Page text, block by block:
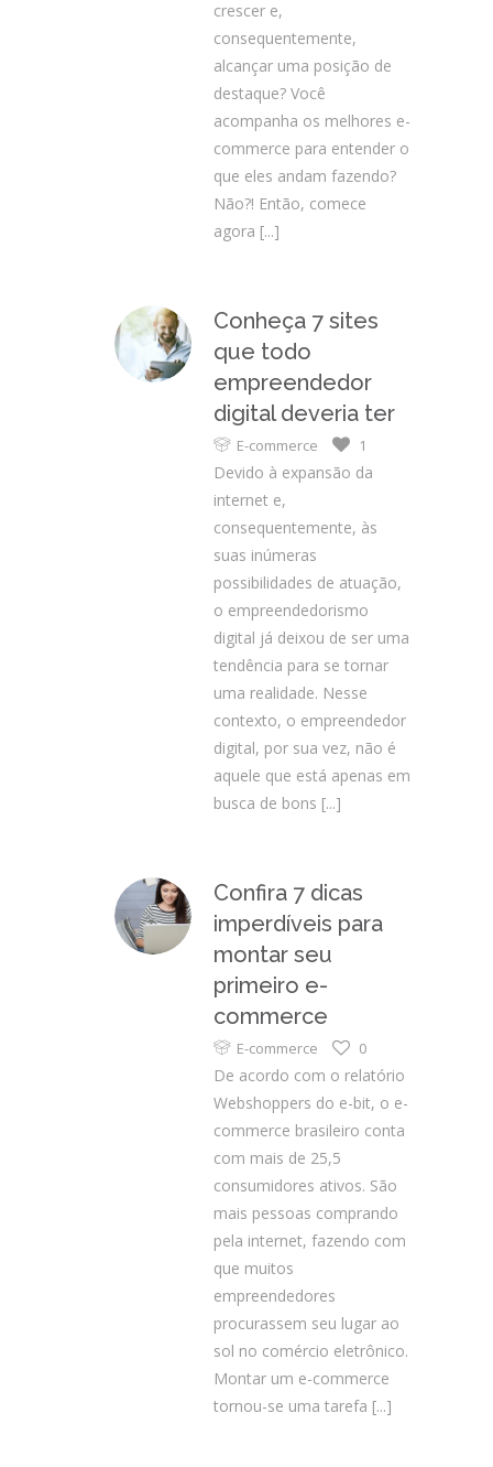
crescer e,
consequentemente,
alcançar uma posição de
destaque? Você
acompanha os melhores e-
commerce para entender o
que eles andam fazendo?
Não?! Então, comece
agora [...]
Conheça 7 sites
que todo
empreendedor
digital deveria ter
E-commerce 1
Devido à expansão da
internet e,
consequentemente, às
suas inúmeras
possibilidades de atuação,
o empreendedorismo
digital já deixou de ser uma
tendência para se tornar
uma realidade. Nesse
contexto, o empreendedor
digital, por sua vez, não é
aquele que está apenas em
busca de bons [...]
Confira 7 dicas
imperdíveis para
montar seu
primeiro e-
commerce
E-commerce 0
De acordo com o relatório
Webshoppers do e-bit, o e-
commerce brasileiro conta
com mais de 25,5
consumidores ativos. São
mais pessoas comprando
pela internet, fazendo com
que muitos
empreendedores
procurassem seu lugar ao
sol no comércio eletrônico.
Montar um e-commerce
tornou-se uma tarefa [...]